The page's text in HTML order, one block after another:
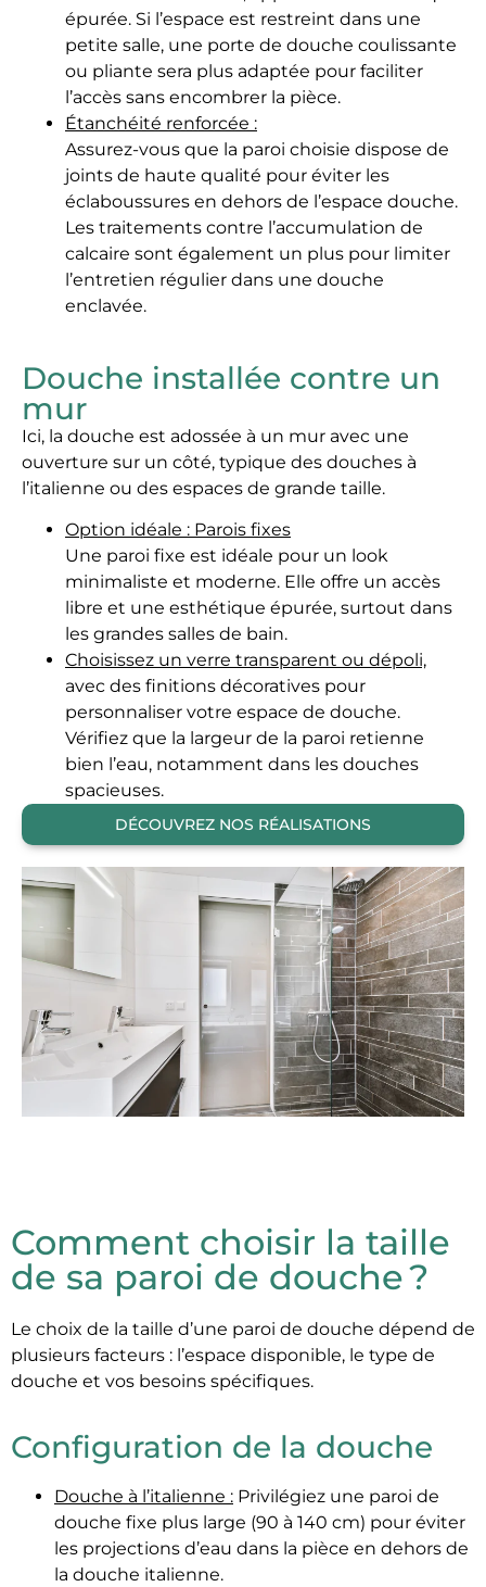
épurée. Si l’espace est restreint dans une
petite salle, une porte de douche coulissante
ou pliante sera plus adaptée pour faciliter
l’accès sans encombrer la pièce.
Étanchéité renforcée :
Assurez-vous que la paroi choisie dispose de
joints de haute qualité pour éviter les
éclaboussures en dehors de l’espace douche.
Les traitements contre l’accumulation de
calcaire sont également un plus pour limiter
l’entretien régulier dans une douche
enclavée.
Douche installée contre un
mur
Ici, la douche est adossée à un mur avec une
ouverture sur un côté, typique des douches à
l’italienne ou des espaces de grande taille.
Option idéale : Parois fixes
Une paroi fixe est idéale pour un look
minimaliste et moderne. Elle offre un accès
libre et une esthétique épurée, surtout dans
les grandes salles de bain.
Choisissez un verre transparent ou dépoli,
avec des finitions décoratives pour
personnaliser votre espace de douche.
Vérifiez que la largeur de la paroi retienne
bien l’eau, notamment dans les douches
spacieuses.
DÉCOUVREZ NOS RÉALISATIONS
Comment choisir la taille
de sa paroi de douche ?
Le choix de la taille d’une paroi de douche dépend de
plusieurs facteurs : l’espace disponible, le type de
douche et vos besoins spécifiques.
Configuration de la douche
Douche à l’italienne : Privilégiez une paroi de
douche fixe plus large (90 à 140 cm) pour éviter
les projections d’eau dans la pièce en dehors de
la douche italienne.